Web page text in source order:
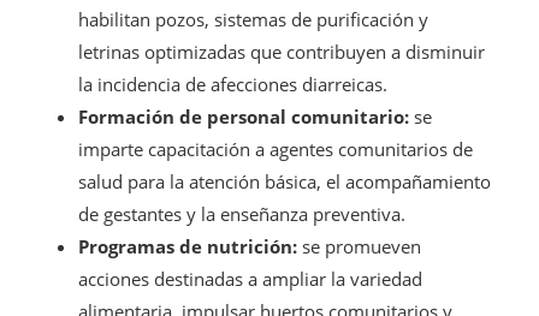
habilitan pozos, sistemas de purificación y
letrinas optimizadas que contribuyen a disminuir
la incidencia de afecciones diarreicas.
Formación de personal comunitario: se
imparte capacitación a agentes comunitarios de
salud para la atención básica, el acompañamiento
de gestantes y la enseñanza preventiva.
Programas de nutrición: se promueven
acciones destinadas a ampliar la variedad
alimentaria, impulsar huertos comunitarios y